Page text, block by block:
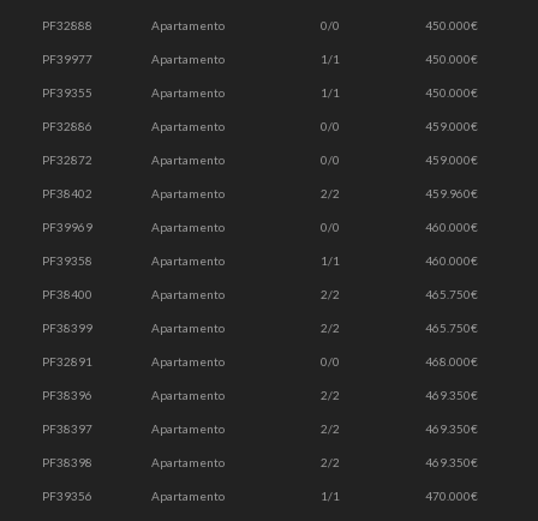
PF32888 Apartamento 0/0 450.000€
PF39977 Apartamento 1/1 450.000€
PF39355 Apartamento 1/1 450.000€
PF32886 Apartamento 0/0 459.000€
PF32872 Apartamento 0/0 459.000€
PF38402 Apartamento 2/2 459.960€
PF39969 Apartamento 0/0 460.000€
PF39358 Apartamento 1/1 460.000€
PF38400 Apartamento 2/2 465.750€
PF38399 Apartamento 2/2 465.750€
PF32891 Apartamento 0/0 468.000€
PF38396 Apartamento 2/2 469.350€
PF38397 Apartamento 2/2 469.350€
PF38398 Apartamento 2/2 469.350€
PF39356 Apartamento 1/1 470.000€